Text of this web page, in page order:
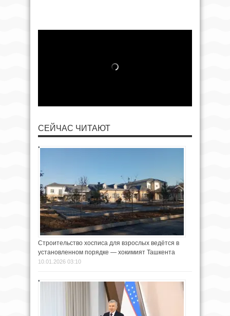
СЕЙЧАС ЧИТАЮТ
Строительство хосписа для взрослых ведётся в
установленном порядке — хокимият Ташкента
10.01.2026 03:10